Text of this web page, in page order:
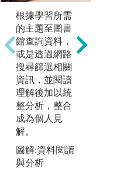
工製成訓練能
力
除分析及表達
能力之培養
外，並加強材
料、加工及結
構特性與人機
及環境系統在
設計應用上之
探討與學習。
圖解:2019期末
聯展(產品設
根據學習所需
的主題至圖書
館查詢資料，
或是透過網路
搜尋篩選相關
資訊，並閱讀
理解後加以統
整分析，整合
成為個人見
解。
圖解:資料閱讀
與分析